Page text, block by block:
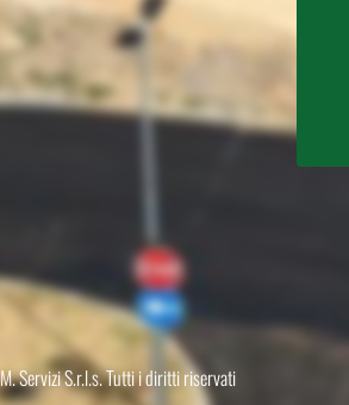
Servizi S.r.l.s. Tutti i diritti riservati